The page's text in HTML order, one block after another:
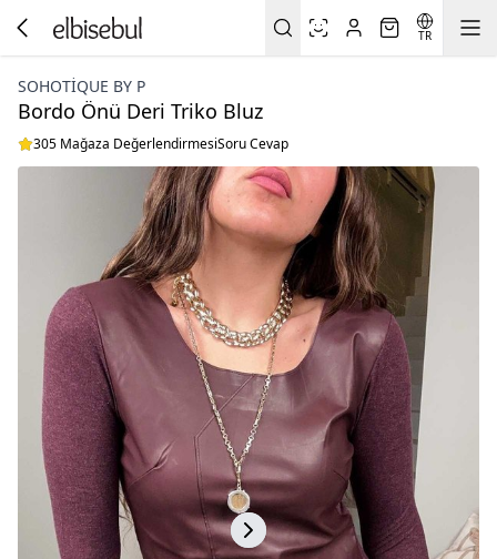
TR
SOHOTIQUE BY P
Bordo Önü Deri Triko Bluz
305 Mağaza DeğerlendirmesiSoru Cevap